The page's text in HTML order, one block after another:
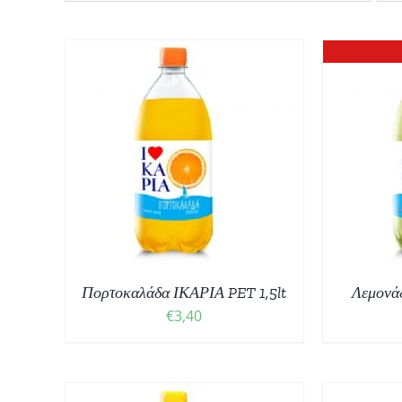
Πορτοκαλάδα ΙΚΑΡΙΑ PET 1,5lt
€3,40
ΛΕΠΤΟΜΈΡΕΙΕΣ